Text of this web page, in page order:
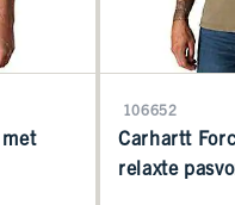
106652
Carhartt
relaxte